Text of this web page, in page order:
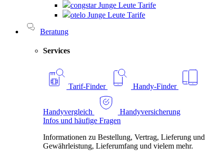
congstar Junge Leute Tarife
otelo Junge Leute Tarife
Beratung
Services
Tarif-Finder Handy-Finder
Handyvergleich
Handyversicherung
Infos und häufige Fragen
Informationen zu Bestellung, Vertrag, Lieferung und
Gewährleistung, Lieferumfang und vielem mehr.